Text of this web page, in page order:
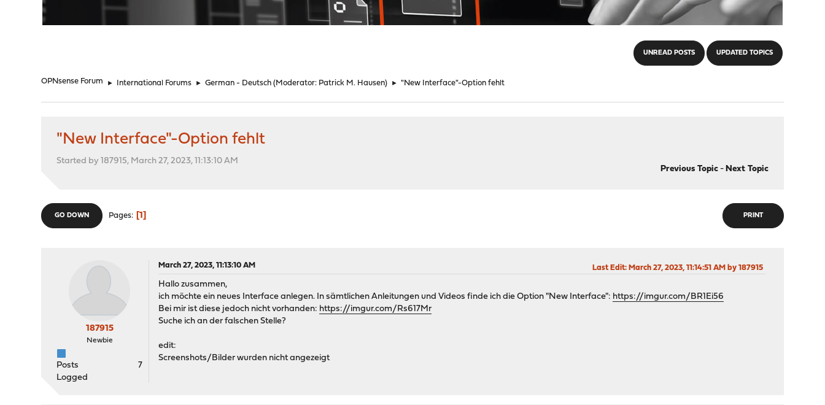
UNREAD POSTS UPDATED TOPICS
OPNsense Forum ► International Forums ► German - Deutsch (Moderator: Patrick M. Hausen) ► "New Interface"-Option fehlt
"New Interface"-Option fehlt
Started by 187915, March 27, 2023, 11:13:10 AM
Previous Topic- Next Topic
PRINT
GO DOWN Pages 1
187915
Newbie
Posts
7
Logged
March 27, 2023, 11:13:10 AM Last Edit: March 27, 2023, 11:14:51 AM by 187915
Hallo zusammen,
ich möchte ein neues Interface anlegen. In sämtlichen Anleitungen und Videos finde ich die Option "New Interface": https://imgur.com/BR1Ei56
Bei mir ist diese jedoch nicht vorhanden: https://imgur.com/Rs617Mr
Suche ich an der falschen Stelle?
edit:
Screenshots/Bilder wurden nicht angezeigt